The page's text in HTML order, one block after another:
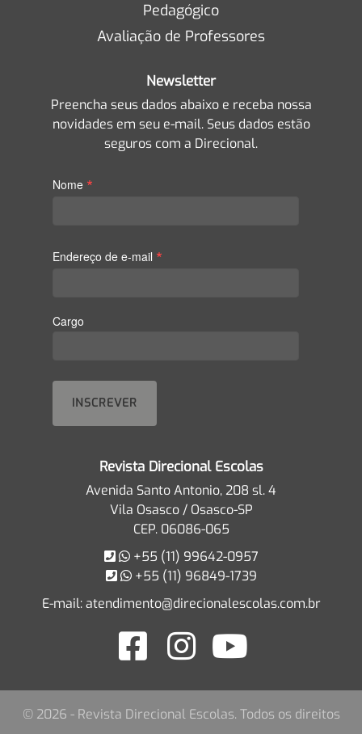
Pedagógico
Avaliação de Professores
Newsletter
Preencha seus dados abaixo e receba nossa
novidades em seu e-mail. Seus dados estão
seguros com a Direcional.
Nome *
Endereço de e-mail *
Cargo
Revista Direcional Escolas
Avenida Santo Antonio, 208 sl. 4
Vila Osasco / Osasco-SP
CEP. 06086-065
+55 (11) 99642-0957
+55 (11) 96849-1739
E-mail:atendimento@direcionalescolas.com.br
© 2026 - Revista Direcional Escolas. Todos os direitos